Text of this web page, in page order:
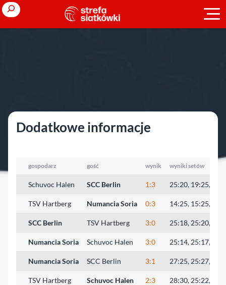
Przejdź
do
treści
Search
Dodatkowe informacje
gospodarz gość wynik wyniki setów
Schuvoc Halen SCC Berlin 1:3 25:20, 19:25,
TSV Hartberg Numancia Soria 0:3 14:25, 15:25,
SCC Berlin TSV Hartberg 3:0 25:18, 25:20,
Numancia Soria Schuvoc Halen 3:0 25:14, 25:17,
Numancia Soria SCC Berlin 3:1 27:25, 25:27,
TSV Hartberg Schuvoc Halen 2:3 28:30, 25:22,